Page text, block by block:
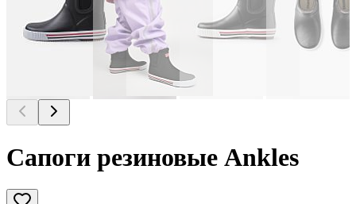
Сапоги резиновые Ankles